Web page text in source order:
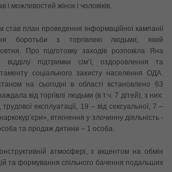
можливостей жінок і чоловіків.
план проведення інформаційної кампанії
боротьби з торгівлею людьми, який
Про підготовку заходів розповіла Яна
підтримки сім’ї, оздоровлення та
соціального захисту населення ОДА.
на сьогодні в області встановлено 63
від торгівлі людьми (в т.ч. 7 дітей), з них:
експлуатації, 19 – від сексуальної, 7 –
втягнення у злочинну діяльність -
та продаж дитини – 1 особа.
атмосфері, з акцентом на обмін
та формування спільного бачення подальших